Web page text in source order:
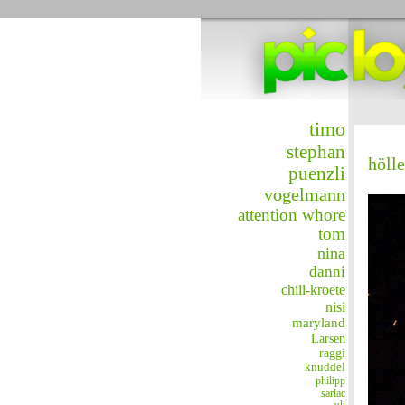
timo
stephan
puenzli
vogelmann
attention whore
tom
nina
danni
chill-kroete
nisi
maryland
Larsen
raggi
knuddel
philipp
sarlac